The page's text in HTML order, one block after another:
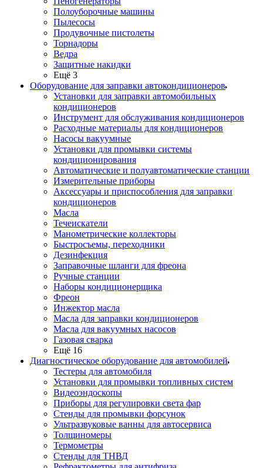
Полоуборочные машины
Пылесосы
Продувочные пистолеты
Торнадоры
Ведра
Защитные накидки
Ещё 3
Оборудование для заправки автокондиционеров
Установки для заправки автомобильных
кондиционеров
Инструмент для обслуживания кондиционеров
Расходные материалы для кондиционеров
Насосы вакуумные
Установки для промывки системы
кондиционирования
Автоматические и полуавтоматические станции
Измерительные приборы
Аксессуары и приспособления для заправки
кондиционеров
Масла
Течеискатели
Манометрические коллекторы
Быстросъемы, переходники
Дезинфекция
Заправочные шланги для фреона
Ручные станции
Наборы кондиционерщика
Фреон
Инжектор масла
Масла для заправки кондиционеров
Масла для вакуумных насосов
Газовая сварка
Ещё 16
Диагностическое оборудование для автомобилей
Тестеры для автомобиля
Установки для промывки топливных систем
Видеоэндоскопы
Приборы для регулировки света фар
Стенды для промывки форсунок
Ультразвуковые ванны для автосервиса
Толщиномеры
Термометры
Стенды для ТНВД